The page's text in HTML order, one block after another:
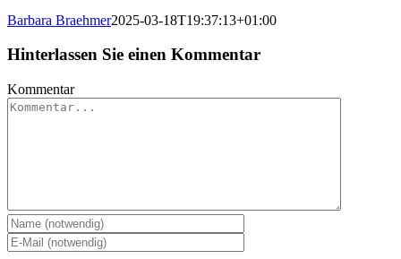
Barbara Braehmer2025-03-18T19:37:13+01:00
Hinterlassen Sie einen Kommentar
Kommentar